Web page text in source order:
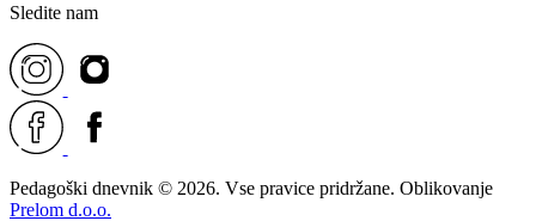
Sledite nam
Pedagoški dnevnik © 2026. Vse pravice pridržane. Oblikovanje
Prelom d.o.o.